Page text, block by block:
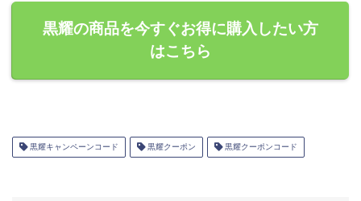
黒耀の商品を今すぐお得に購入したい方
はこちら
黒耀キャンペーンコード 黒耀クーポン 黒耀クーポンコード